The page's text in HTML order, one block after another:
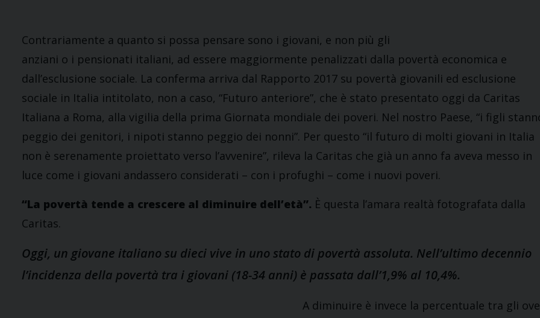
Contrariamente a quanto si possa pensare sono i giovani, e non più gli
anziani o i pensionati italiani, ad essere maggiormente penalizzati dalla povertà economica e
dall’esclusione sociale. La conferma arriva dal Rapporto 2017 su povertà giovanili ed esclusione
sociale in Italia intitolato, non a caso, “Futuro anteriore”, che è stato presentato oggi da Caritas
Italiana a Roma, alla vigilia della prima Giornata mondiale dei poveri. Nel nostro Paese, “i figli
peggio dei genitori, i nipoti stanno peggio dei nonni”. Per questo “il futuro di molti giovani in Italia
non è serenamente proiettato verso l’avvenire”, rileva la Caritas che già un anno fa aveva messo in
luce come i giovani andassero considerati – con i profughi – come i nuovi poveri.
“La povertà tende a crescere al diminuire dell’età”. È questa l’amara realtà fotografata dalla
Caritas.
Oggi, un giovane italiano su dieci vive in uno stato di povertà assoluta. Nell’ultimo decennio
l’incidenza della povertà tra i giovani (18-34 anni) è passata dall’1,9% al 10,4%.
A diminuire è invece la percentuale tra gli